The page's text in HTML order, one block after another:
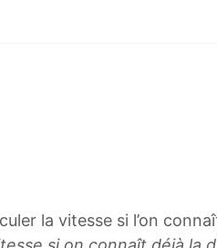
la vitesse si l’on